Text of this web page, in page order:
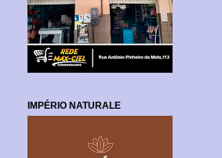
IMPÉRIO NATURALE